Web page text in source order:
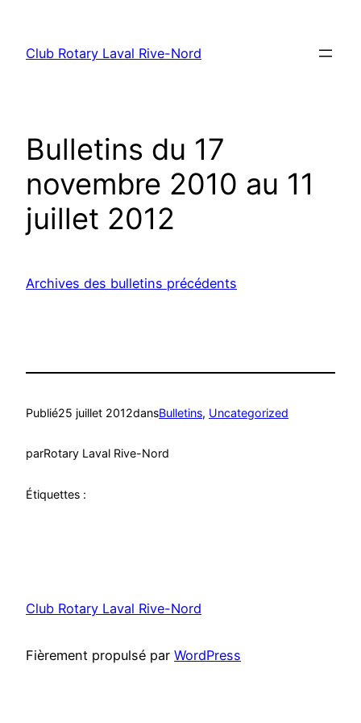
contenu
Club Rotary Laval Rive-Nord
Bulletins du 17
novembre 2010 au 11
juillet 2012
Archives des bulletins précédents
Publié25 juillet 2012dansBulletins, Uncategorized
parRotary Laval Rive-Nord
Étiquettes :
Club Rotary Laval Rive-Nord
Fièrement propulsé par WordPress